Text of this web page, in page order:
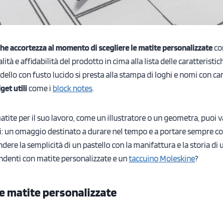
accortezza al momento di scegliere le matite personalizzate
e affidabilità del prodotto in cima alla lista delle
con fusto lucido si presta alla stampa di loghi e nomi con
utilicome i block notes.
per il suo lavoro, come un illustratore o un geometra, puoi
omaggio destinato a durare nel tempo e a portare sempre
la semplicità di un pastello con la manifattura e la storia di
con matite personalizzate e untaccuino Moleskine?
matite personalizzate